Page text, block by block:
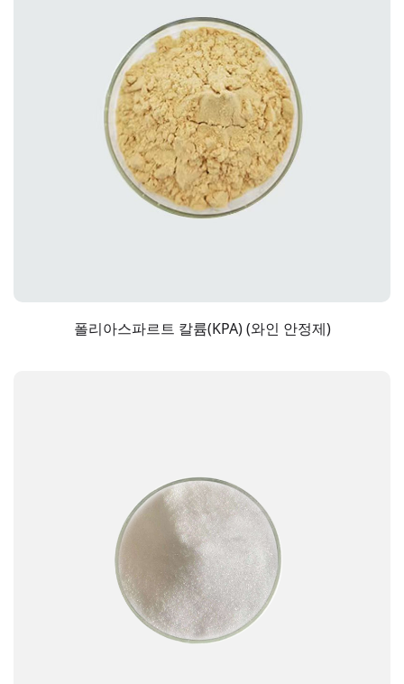
폴리아스파르트 칼륨(KPA) (와인 안정제)